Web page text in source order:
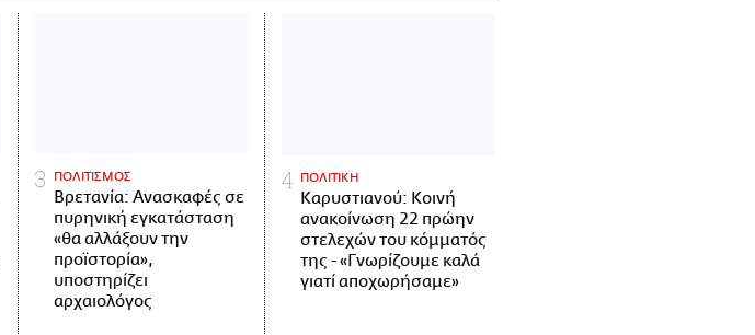
ΠΟΛΙΤΙΣΜΟΣ
Βρετανία: Ανασκαφές σε
πυρηνική εγκατάσταση
«θα αλλάξουν την
προϊστορία»,
υποστηρίζει
αρχαιολόγος
ΠΟΛΙΤΙΚΗ
Καρυστιανού: Κοινή
ανακοίνωση 22 πρώην
στελεχών του κόμματός
της - «Γνωρίζουμε καλά
γιατί αποχωρήσαμε»